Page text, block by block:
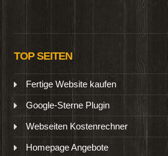
TOP SEITEN
Fertige Website kaufen
Google-Sterne Plugin
Webseiten Kostenrechner
Homepage Angebote